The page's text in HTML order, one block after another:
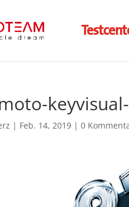
| Feb. 14, 2019 |0